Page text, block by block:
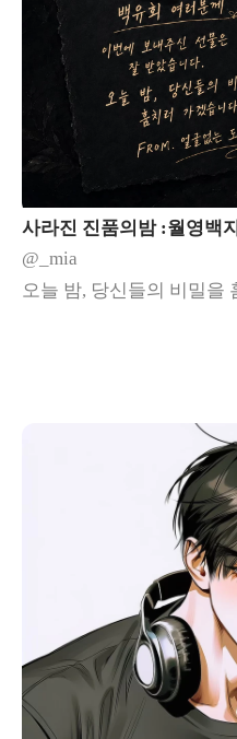
사라진 진품의밤 :월영백
@_mia
오늘 밤, 당신들의 비밀을